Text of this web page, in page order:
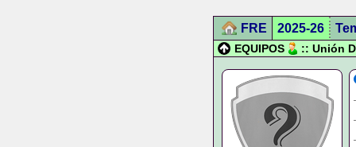
FRE 2025-26
EQUIPOS
:: Unión